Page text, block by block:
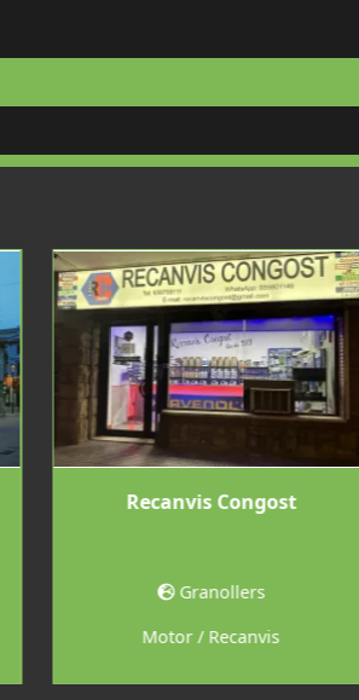
Recanvis Congost
Granollers
Motor / Recanvis